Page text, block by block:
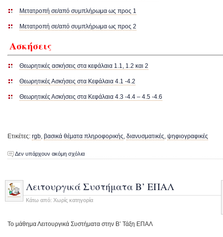
Μετατροπή σε/από συμπλήρωμα ως προς 1
Μετατροπή σε/από συμπλήρωμα ως προς 2
Ασκήσεις
Θεωρητικές ασκήσεις στα κεφάλαια 1.1, 1.2 και 2
Θεωρητικές Ασκήσεις στα Κεφάλαια 4.1 -4.2
Θεωρητικές Ασκήσεις στα Κεφάλαια 4.3 -4.4 – 4.5 -4.6
Ετικέτες: rgb, βασικά θέματα πληροφορικής, διανυσματικές, ψηφιογραφικές
Δεν υπάρχουν ακόμη σχόλια
Λειτουργικά Συστήματα Β’ ΕΠΑΛ
Κάτω από: Χωρίς κατηγορία
Το μάθημα Λειτουργικά Συστήματα στην Β’ Τάξη ΕΠΑΛ